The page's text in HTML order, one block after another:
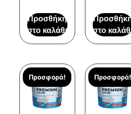
Προσθήκη
στο καλάθι
στο
Προσφορά! Προσφορά!